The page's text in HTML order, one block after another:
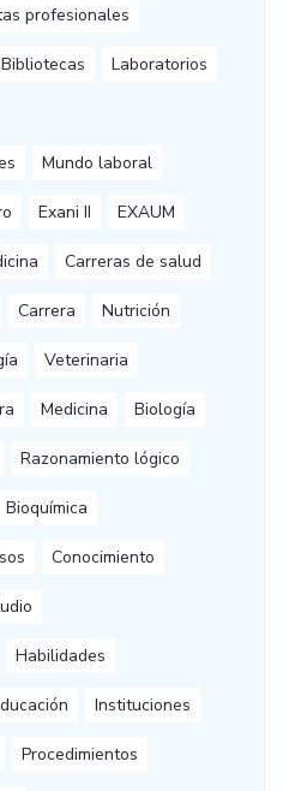
profesionales
Bibliotecas Laboratorios
Mundo laboral
Exani II EXAUM
Carreras de salud
Carrera Nutrición
Veterinaria
Medicina Biología
Razonamiento lógico
Bioquímica
Conocimiento
Habilidades
Instituciones
Procedimientos